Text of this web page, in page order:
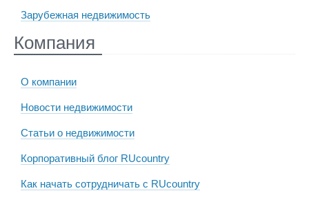
Зарубежная недвижимость
Компания
О компании
Новости недвижимости
Статьи о недвижимости
Корпоративный блог RUcountry
Как начать сотрудничать с RUcountry